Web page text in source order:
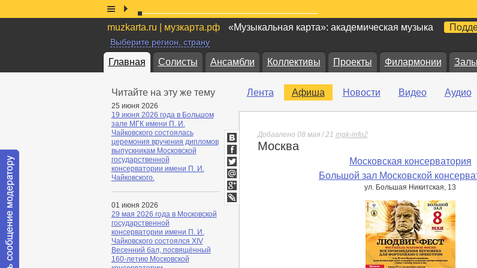
muzkarta.ru | музкарта.рф
«Музыкальная карта»: академическая музыка
Выберите регион, страну
Главная Солисты Ансамбли Коллективы Проекты Филармонии Залы
Читайте на эту же тему
25 июня 2026
19 июня 2026 года в Большом
зале МГК имени П. И.
Чайковского состоялась
церемония вручения дипломов
выпускникам Московской
государственной
консерватории имени П. И.
Чайковского.
01 июня 2026
29 мая 2026 года в Московской
государственной
консерватории имени П. И.
Чайковского состоялся XIV
Весенний бал, посвящённый
160-летию Московской
Лента Афиша Новости Видео Аудио
Добавлено 08 мая / 21 mgk-info2
Москва
Московская консерватория
Большой зал Московской
ул. Большая Никитская, 13
ВКонтакте
Facebook
Twitter
Мой
Мир
Google+
lj